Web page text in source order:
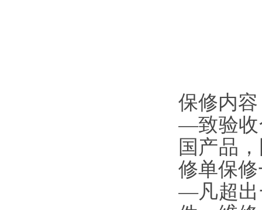
保修内容
—致验收合
国产品
修单保修
—凡超出